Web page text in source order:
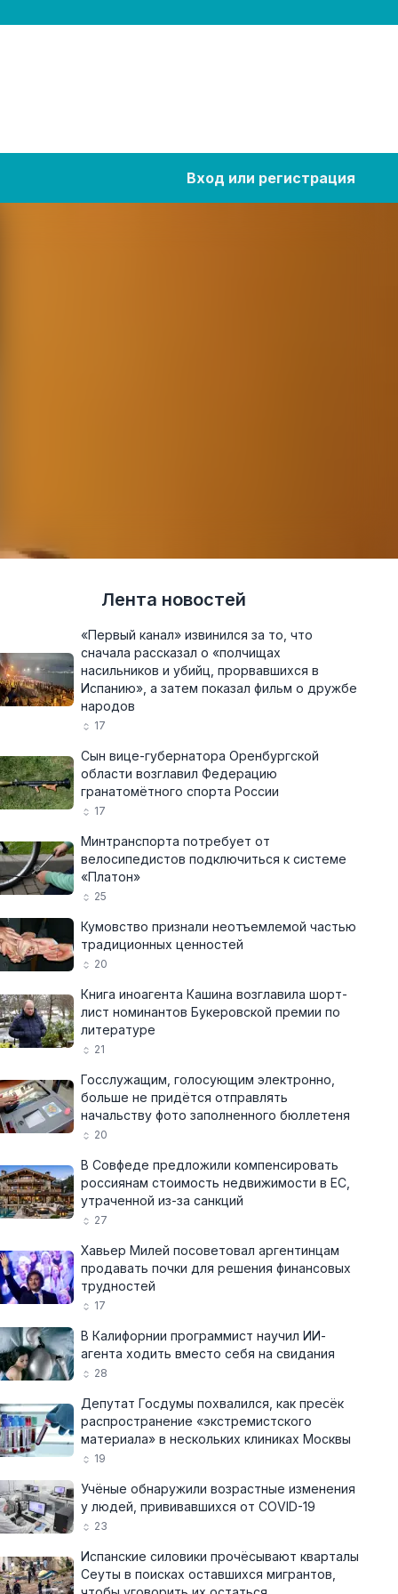
Вход или регистрация
Лента новостей
«Первый канал» извинился за то, что
сначала рассказал о «полчищах
насильников и убийц, прорвавшихся в
Испанию», а затем показал фильм о дружбе
народов
17
Сын вице-губернатора Оренбургской
области возглавил Федерацию
гранатомётного спорта России
17
Минтранспорта потребует от
велосипедистов подключиться к системе
«Платон»
25
Кумовство признали неотъемлемой частью
традиционных ценностей
20
Книга иноагента Кашина возглавила шорт-
лист номинантов Букеровской премии по
литературе
21
Госслужащим, голосующим электронно,
больше не придётся отправлять
начальству фото заполненного бюллетеня
20
В Совфеде предложили компенсировать
россиянам стоимость недвижимости в ЕС,
утраченной из-за санкций
27
Хавьер Милей посоветовал аргентинцам
продавать почки для решения финансовых
трудностей
17
В Калифорнии программист научил ИИ-
агента ходить вместо себя на свидания
28
Депутат Госдумы похвалился, как пресёк
распространение «экстремистского
материала» в нескольких клиниках Москвы
19
Учёные обнаружили возрастные изменения
у людей, прививавшихся от COVID-19
23
Испанские силовики прочёсывают кварталы
Сеуты в поисках оставшихся мигрантов,